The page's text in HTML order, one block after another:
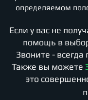
определяемом
Если у вас не
помощь в
Звоните -
Также вы можете
это